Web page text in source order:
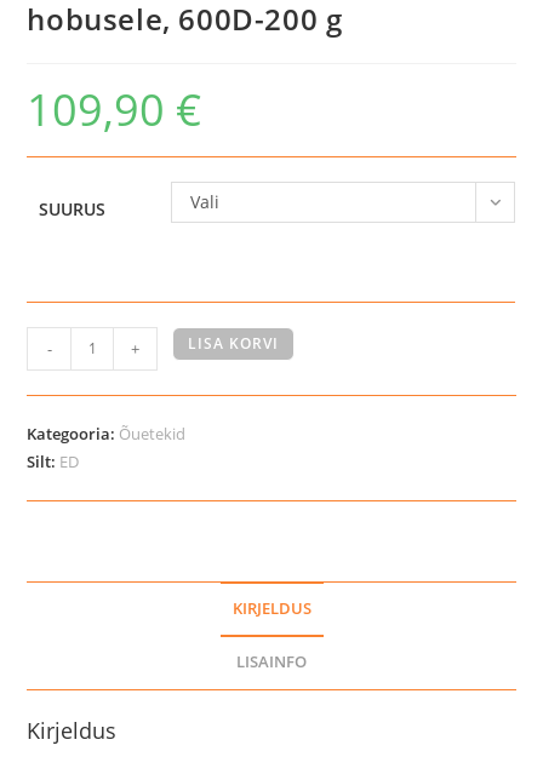
hobusele, 600D-200 g
109,90 €
SUURUS Vali
Turnout
õuetekk
kaelaosaga
hobusele,
kogus
- + LISA KORVI
Kategooria: Õuetekid
Silt: ED
KIRJELDUS
LISAINFO
Kirjeldus